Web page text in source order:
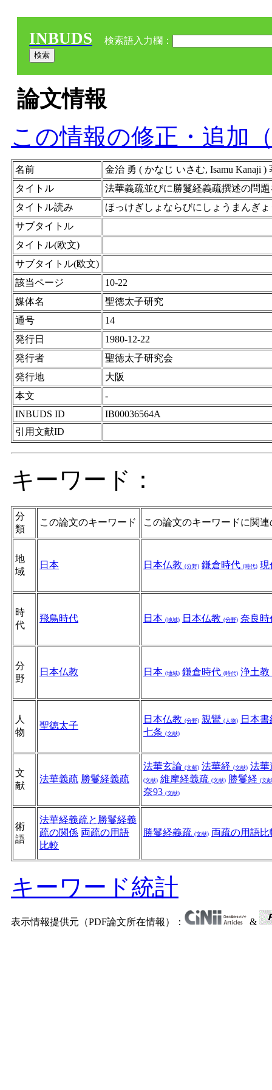
INBUDS 検索語入力欄：
論文情報
この情報の修正・追加
名前
金治 勇 ( かなじ いさむ, Isamu Kanaji
タイトル
法華義疏並びに勝鬘経義疏撰述の問
タイトル読み
ほっけぎしょならびにしょうまんぎ
サブタイトル
タイトル(欧文)
サブタイトル(欧文)
該当ページ
10-22
媒体名
聖徳太子研究
通号
14
発行日
1980-12-22
発行者
聖徳太子研究会
発行地
大阪
本文
-
INBUDS ID
IB00036564A
引用文献ID
キーワード：
分
類
この論文のキーワード この論文のキーワードに関
地
域
日本 日本仏教 (分野) 鎌倉時代 (時代)
時
代
飛鳥時代 日本 (地域) 日本仏教 (分野) 奈良
分
野
日本仏教 日本 (地域) 鎌倉時代 (時代) 浄土教
人
物
聖徳太子
日本仏教 (分野) 親鸞 (人物)
日本
七条 (文献)
文
献
法華義疏 勝鬘経義疏
法華玄論 (文献) 法華経 (文献) 法
(文献) 維摩経義疏 (文献) 勝鬘経 (文
奈93 (文献)
術
語
法華経義疏と勝鬘経義
疏の関係 両疏の用語
比較
勝鬘経義疏 (文献) 両疏の用語
キーワード統計
表示情報提供元（PDF論文所在情報）： &